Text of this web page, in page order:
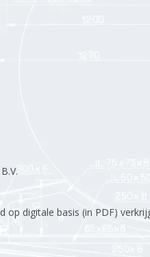
digitale basis (in PDF)